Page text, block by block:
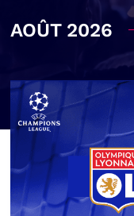
AOÛT 2026